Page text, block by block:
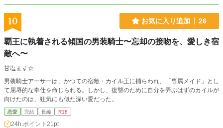
10 お気に入り追加 26
覇王に執着される傾国の男装騎士〜忘却の接吻を、愛しき宿
敵へ〜
甘塩ます☆
男装騎士アーサーは、かつての宿敵・カイル王に捕らわれ、「専属メイド」とし
て屈辱的な奉仕を命じられる。しかし、復讐のために自分を弄ぶはずのカイルが
向けたのは、狂気にも似た深い愛だった。
恋愛 完結 長編 R18
24h.ポイント 21pt